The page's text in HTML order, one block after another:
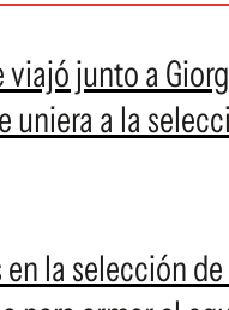
junto a
uniera a la
la selección